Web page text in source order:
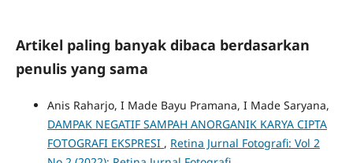
Artikel paling banyak dibaca berdasarkan
penulis yang sama
Anis Raharjo, I Made Bayu Pramana, I Made Saryana,
DAMPAK NEGATIF SAMPAH ANORGANIK KARYA CIPTA
FOTOGRAFI EKSPRESI , Retina Jurnal Fotografi: Vol 2